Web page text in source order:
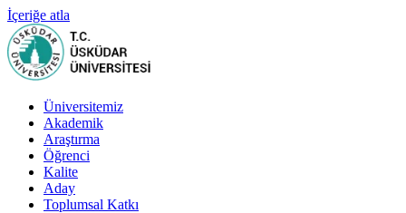
İçeriğe atla
Üniversitemiz
Akademik
Araştırma
Öğrenci
Kalite
Aday
Toplumsal Katkı